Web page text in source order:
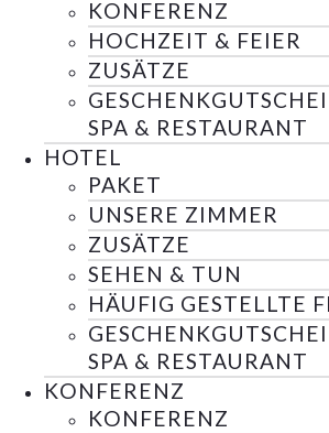
KONFERENZ
HOCHZEIT & FEIER
ZUSÄTZE
SPA & RESTAURANT
HOTEL
PAKET
UNSERE ZIMMER
ZUSÄTZE
SEHEN & TUN
HÄUFIG GESTELLTE
SPA & RESTAURANT
KONFERENZ
KONFERENZ